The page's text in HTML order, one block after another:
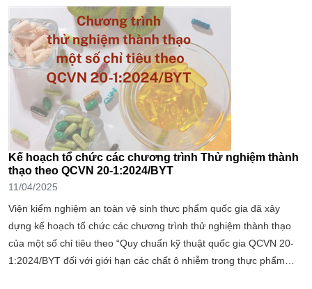
Kế hoạch tổ chức các chương trình Thử nghiệm thành
thạo theo QCVN 20-1:2024/BYT
11/04/2025
Viện kiểm nghiệm an toàn vệ sinh thực phẩm quốc gia đã xây
dựng kế hoạch tổ chức các chương trình thử nghiệm thành thạo
của một số chỉ tiêu theo “Quy chuẩn kỹ thuật quốc gia QCVN 20-
1:2024/BYT đối với giới hạn các chất ô nhiễm trong thực phẩm